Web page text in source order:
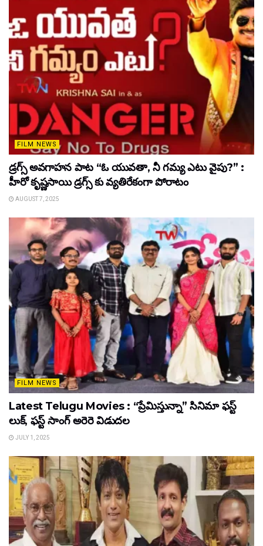
FILM NEWS
డ్రగ్స్ అవగాహన పాట “ఓ యువతా, నీ గమ్య ఎటు వైపు?” :
హీరో కృష్ణసాయి డ్రగ్స్ కు వ్యతిరేకంగా పోరాటం
AUGUST 7, 2025
FILM NEWS
Latest Telugu Movies : “ప్రేమిస్తున్నా” సినిమా ఫస్ట్
లుక్, ఫస్ట్ సాంగ్ అరెరె విడుదల
JULY 1, 2025